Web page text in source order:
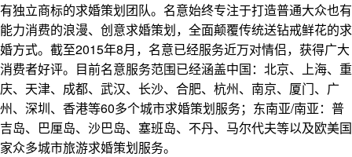
有独立商标的求婚策划团队。名意始终专注于打造普通大众也有
能力消费的浪漫、创意求婚策划，全面颠覆传统送钻戒鲜花的求
婚方式。截至2015年8月，名意已经服务近万对情侣，获得广大
消费者好评。目前名意服务范围已经涵盖中国：北京、上海、重
庆、天津、成都、武汉、长沙、合肥、杭州、南京、厦门、广
州、深圳、香港等60多个城市求婚策划服务；东南亚/南亚：普
吉岛、巴厘岛、沙巴岛、塞班岛、不丹、马尔代夫等以及欧美国
家众多城市旅游求婚策划服务。